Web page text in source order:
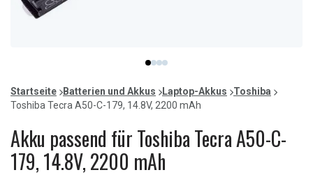
item
0
item
1
item
2
item
3
of
4
Startseite Batterien und Akkus Laptop-Akkus
Toshiba
Toshiba Tecra A50-C-179, 14.8V, 2200 mAh
Akku passend für Toshiba Tecra A50-C-
179, 14.8V, 2200 mAh